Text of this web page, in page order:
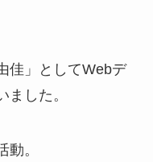
佳」としてWebデ
ました。
。